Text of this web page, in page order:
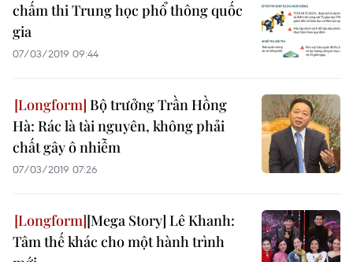
chấm thi Trung học phổ thông quốc
gia
07/03/2019 09:44
Bộ trưởng Trần Hồng
Hà: Rác là tài nguyên, không phải
chất gây ô nhiễm
07/03/2019 07:26
[Mega Story] Lê Khanh:
Tâm thế khác cho một hành trình